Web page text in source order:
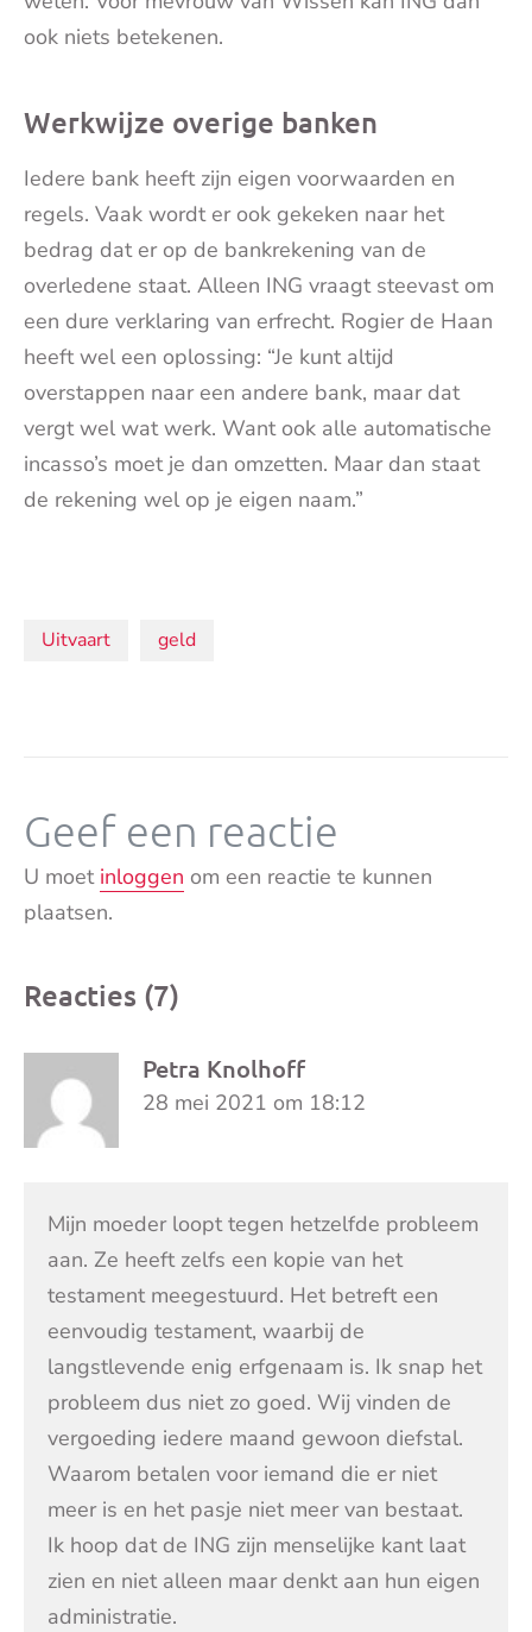
ook niets betekenen.
Werkwijze overige banken
Iedere bank heeft zijn eigen voorwaarden en
regels. Vaak wordt er ook gekeken naar het
bedrag dat er op de bankrekening van de
overledene staat. Alleen ING vraagt steevast om
een dure verklaring van erfrecht. Rogier de Haan
heeft wel een oplossing: “Je kunt altijd
overstappen naar een andere bank, maar dat
vergt wel wat werk. Want ook alle automatische
incasso’s moet je dan omzetten. Maar dan staat
de rekening wel op je eigen naam.”
Onderwerpen:
Uitvaart geld
Geef een reactie
U moet inloggen om een reactie te kunnen
plaatsen.
Reacties (7)
Petra Knolhoff
28 mei 2021 om 18:12
Mijn moeder loopt tegen hetzelfde probleem
aan. Ze heeft zelfs een kopie van het
testament meegestuurd. Het betreft een
eenvoudig testament, waarbij de
langstlevende enig erfgenaam is. Ik snap het
probleem dus niet zo goed. Wij vinden de
vergoeding iedere maand gewoon diefstal.
Waarom betalen voor iemand die er niet
meer is en het pasje niet meer van bestaat.
Ik hoop dat de ING zijn menselijke kant laat
zien en niet alleen maar denkt aan hun eigen
administratie.